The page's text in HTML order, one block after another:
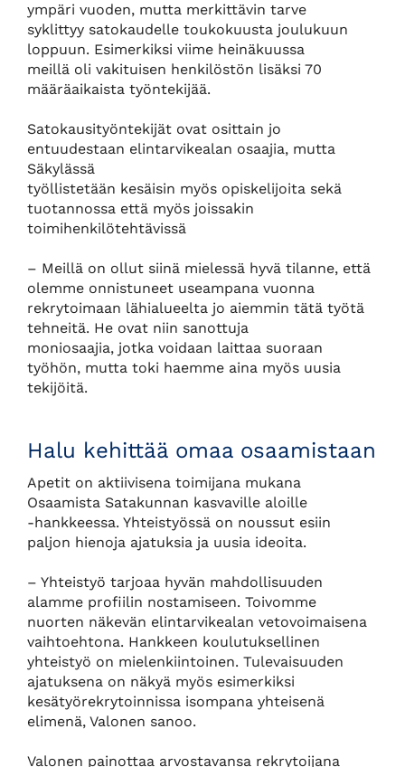
ympäri vuoden, mutta merkittävin tarve
syklittyy satokaudelle toukokuusta joulukuun
loppuun. Esimerkiksi viime heinäkuussa
meillä oli vakituisen henkilöstön lisäksi 70
määräaikaista työntekijää.
Satokausityöntekijät ovat osittain jo
entuudestaan elintarvikealan osaajia, mutta
Säkylässä
työllistetään kesäisin myös opiskelijoita sekä
tuotannossa että myös joissakin
toimihenkilötehtävissä
– Meillä on ollut siinä mielessä hyvä tilanne, että
olemme onnistuneet useampana vuonna
rekrytoimaan lähialueelta jo aiemmin tätä työtä
tehneitä. He ovat niin sanottuja
moniosaajia, jotka voidaan laittaa suoraan
työhön, mutta toki haemme aina myös uusia
tekijöitä.
Halu kehittää omaa osaamistaan
Apetit on aktiivisena toimijana mukana
Osaamista Satakunnan kasvaville aloille
-hankkeessa. Yhteistyössä on noussut esiin
paljon hienoja ajatuksia ja uusia ideoita.
– Yhteistyö tarjoaa hyvän mahdollisuuden
alamme profiilin nostamiseen. Toivomme
nuorten näkevän elintarvikealan vetovoimaisena
vaihtoehtona. Hankkeen koulutuksellinen
yhteistyö on mielenkiintoinen. Tulevaisuuden
ajatuksena on näkyä myös esimerkiksi
kesätyörekrytoinnissa isompana yhteisenä
elimenä, Valonen sanoo.
Valonen painottaa arvostavansa rekrytoijana